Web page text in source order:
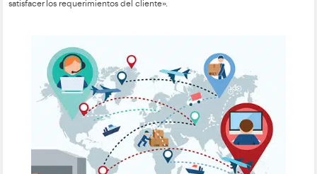
uso tanto individual como conjunto proporciona numerosas
cualquier organización. La logística es una herramienta
mejora la competitividad y, por ende, el sistema productivo
organización, extendiéndose a nivel nacional. La
Logistics Executives Council) define la logística como «el
planificar, implementar y controlar eficientemente el flujo de
productos en curso, productos terminados y la información
desde el punto de origen hasta el punto de consumo, con